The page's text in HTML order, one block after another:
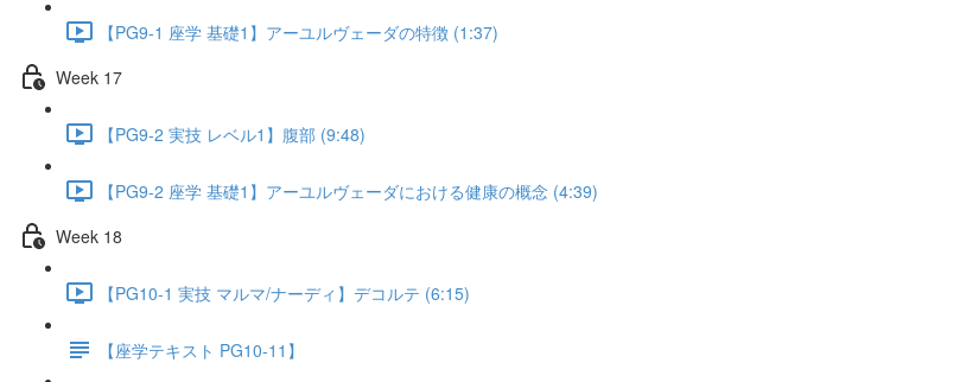
【PG9-1 座学 基礎1】アーユルヴェーダの特徴 (1:37)
Week 17
【PG9-2 実技 レベル1】腹部 (9:48)
【PG9-2 座学 基礎1】アーユルヴェーダにおける健康の概念 (4:39)
Week 18
【PG10-1 実技 マルマ/ナーディ】デコルテ (6:15)
【座学テキスト PG10-11】